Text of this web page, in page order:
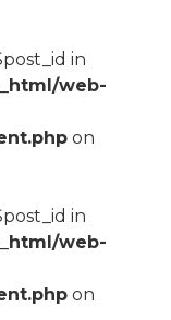
in
web-
on
in
web-
on